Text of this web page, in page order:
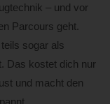
– und vor
Parcours geht.
sogar als
Das kostet dich nur
und macht den